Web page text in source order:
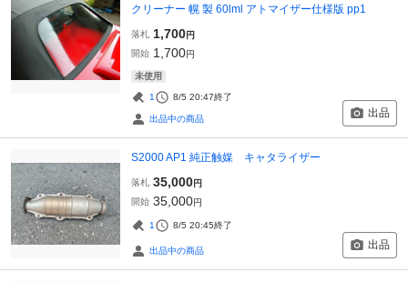
クリーナー 幌 製 60lml アトマイザー仕様版 pp1
落札 1,700円
開始 1,700円
未使用
1 8/5 20:47終了
出品中の商品 出品
S2000 AP1 純正触媒 キャタライザー
落札 35,000円
開始 35,000円
1 8/5 20:45終了
出品中の商品 出品